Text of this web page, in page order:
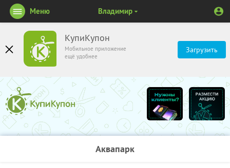
КупиКупон
Мобильное приложение
ещё удобнее
Загрузить
Меню Владимир
Аквапарк